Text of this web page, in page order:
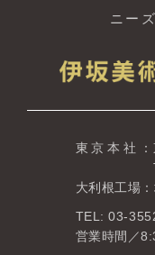
ニー
東京本社
THE
大利根工場
TEL: 03-
営業時間／